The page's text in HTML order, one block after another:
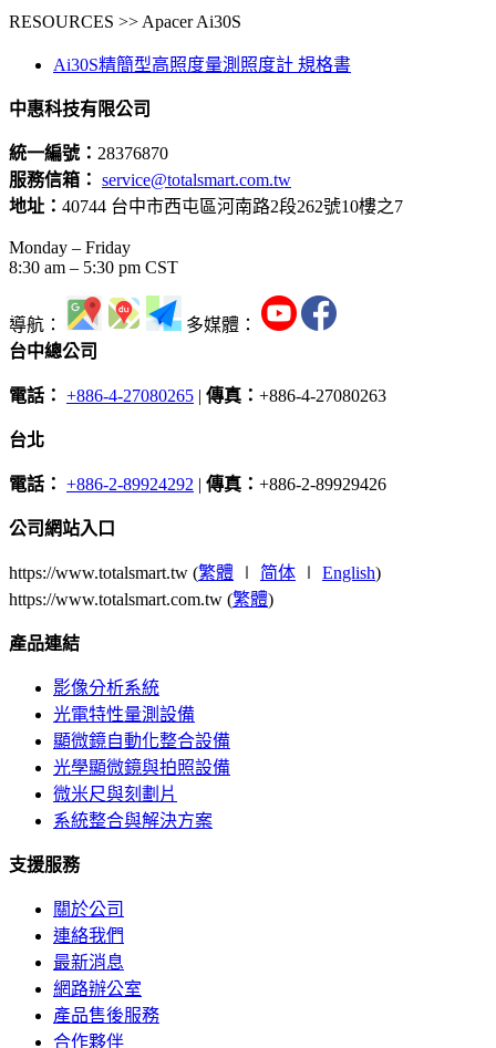
RESOURCES >> Apacer Ai30S
Ai30S精簡型高照度量測照度計 規格書
中惠科技有限公司
統一編號： 28376870
服務信箱： service@totalsmart.com.tw
地址： 40744 台中市西屯區河南路2段262號10樓之7
Monday – Friday
8:30 am – 5:30 pm CST
導航：
多媒體：
台中總公司
電話： +886-4-27080265 | 傳真： +886-4-27080263
台北
電話： +886-2-89924292 | 傳真： +886-2-89929426
公司網站入口
https://www.totalsmart.tw (繁體 ∣ 简体 ∣ English)
https://www.totalsmart.com.tw (繁體)
產品連結
影像分析系統
光電特性量測設備
顯微鏡自動化整合設備
光學顯微鏡與拍照設備
微米尺與刻劃片
系統整合與解決方案
支援服務
關於公司
連絡我們
最新消息
網路辦公室
產品售後服務
合作夥伴